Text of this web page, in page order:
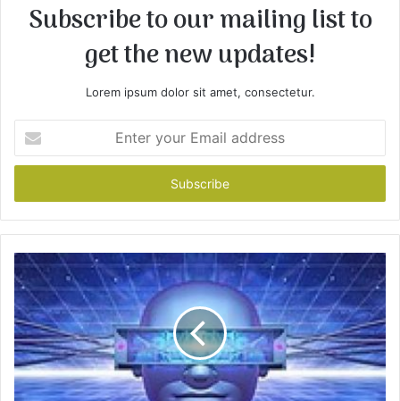
Subscribe to our mailing list to
get the new updates!
Lorem ipsum dolor sit amet, consectetur.
t
r
y
u
r
E
m
a
i
l
a